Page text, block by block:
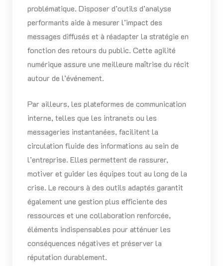
problématique. Disposer d’outils d’analyse
performants aide à mesurer l’impact des
messages diffusés et à réadapter la stratégie en
fonction des retours du public. Cette agilité
numérique assure une meilleure maîtrise du récit
autour de l’événement.
Par ailleurs, les plateformes de communication
interne, telles que les intranets ou les
messageries instantanées, facilitent la
circulation fluide des informations au sein de
l’entreprise. Elles permettent de rassurer,
motiver et guider les équipes tout au long de la
crise. Le recours à des outils adaptés garantit
également une gestion plus efficiente des
ressources et une collaboration renforcée,
éléments indispensables pour atténuer les
conséquences négatives et préserver la
réputation durablement.